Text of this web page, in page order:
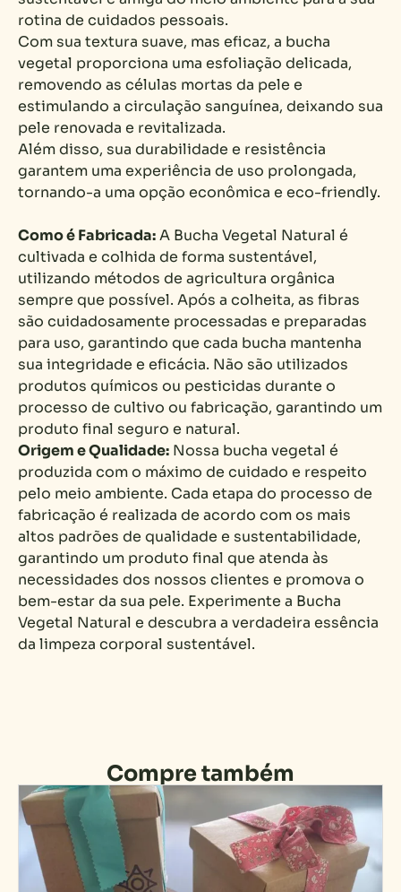
rotina de cuidados pessoais.
Com sua textura suave, mas eficaz, a bucha
vegetal proporciona uma esfoliação delicada,
removendo as células mortas da pele e
estimulando a circulação sanguínea, deixando sua
pele renovada e revitalizada.
Além disso, sua durabilidade e resistência
garantem uma experiência de uso prolongada,
tornando-a uma opção econômica e eco-friendly.
Como é Fabricada:A Bucha Vegetal Natural é
cultivada e colhida de forma sustentável,
utilizando métodos de agricultura orgânica
sempre que possível. Após a colheita, as fibras
são cuidadosamente processadas e preparadas
para uso, garantindo que cada bucha mantenha
sua integridade e eficácia. Não são utilizados
produtos químicos ou pesticidas durante o
processo de cultivo ou fabricação, garantindo um
produto final seguro e natural.
Origem e Qualidade: Nossa bucha vegetal é
produzida com o máximo de cuidado e respeito
pelo meio ambiente. Cada etapa do processo de
fabricação é realizada de acordo com os mais
altos padrões de qualidade e sustentabilidade,
garantindo um produto final que atenda às
necessidades dos nossos clientes e promova o
bem-estar da sua pele. Experimente a Bucha
Vegetal Natural e descubra a verdadeira essência
da limpeza corporal sustentável.
Compre também